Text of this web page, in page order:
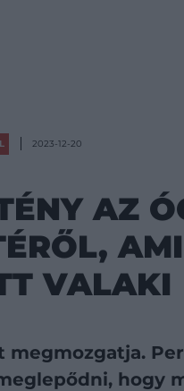
2023-12-20
AZ
VALAKI
hogy